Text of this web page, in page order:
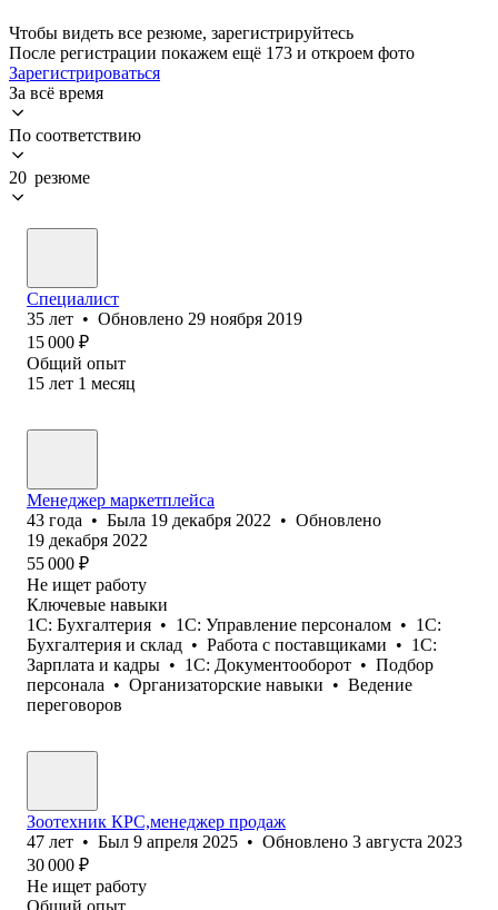
Чтобы видеть все резюме, зарегистрируйтесь
После регистрации покажем ещё 173 и откроем фото
Зарегистрироваться
За всё время
По соответствию
20 резюме
Специалист
35 лет • Обновлено 29 ноября 2019
15 000 ₽
Общий опыт
15 лет 1 месяц
Менеджер маркетплейса
43 года • Была 19 декабря 2022 • Обновлено
19 декабря 2022
55 000 ₽
Не ищет работу
Ключевые навыки
1C: Бухгалтерия • 1С: Управление персоналом • 1С:
Бухгалтерия и склад • Работа с поставщиками • 1C:
Зарплата и кадры • 1С: Документооборот • Подбор
персонала • Организаторские навыки • Ведение
переговоров
Зоотехник КРС,менеджер продаж
47 лет • Был 9 апреля 2025 • Обновлено 3 августа 2023
30 000 ₽
Не ищет работу
Общий опыт